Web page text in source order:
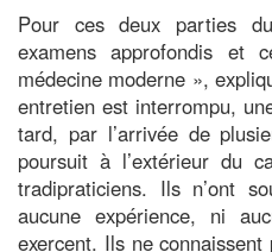
Pour ces deux parties
examens approfondis
médecine moderne »,
entretien est interrompu,
tard, par l’arrivée de
poursuit à l’extérieur du
tradipraticiens. Ils n’ont
aucune expérience, ni
exercent. Ils ne